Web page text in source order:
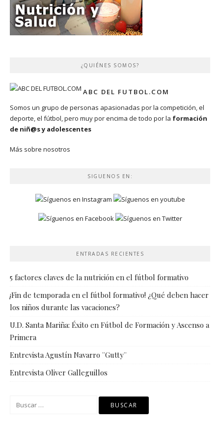
¿QUIÉNES SOMOS?
ABC DEL FUTBOL.COM
Somos un grupo de personas apasionadas por la competición, el
deporte, el fútbol, pero muy por encima de todo por la formación
de niñ@s y adolescentes
Más sobre nosotros
SIGUENOS EN:
ENTRADAS RECIENTES
5 factores claves de la nutrición en el fútbol formativo
¡Fin de temporada en el fútbol formativo! ¿Qué deben hacer
los niños durante las vacaciones?
U.D. Santa Mariña: Éxito en Fútbol de Formación y Ascenso a
Primera
Entrevista Agustín Navarro ¨Gutty¨
Entrevista Oliver Galleguillos